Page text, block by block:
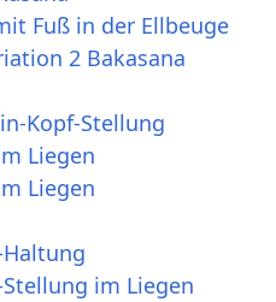
Fuß in der Ellbeuge
2 Bakasana
Kopf-Stellung
Liegen
Liegen
im Liegen